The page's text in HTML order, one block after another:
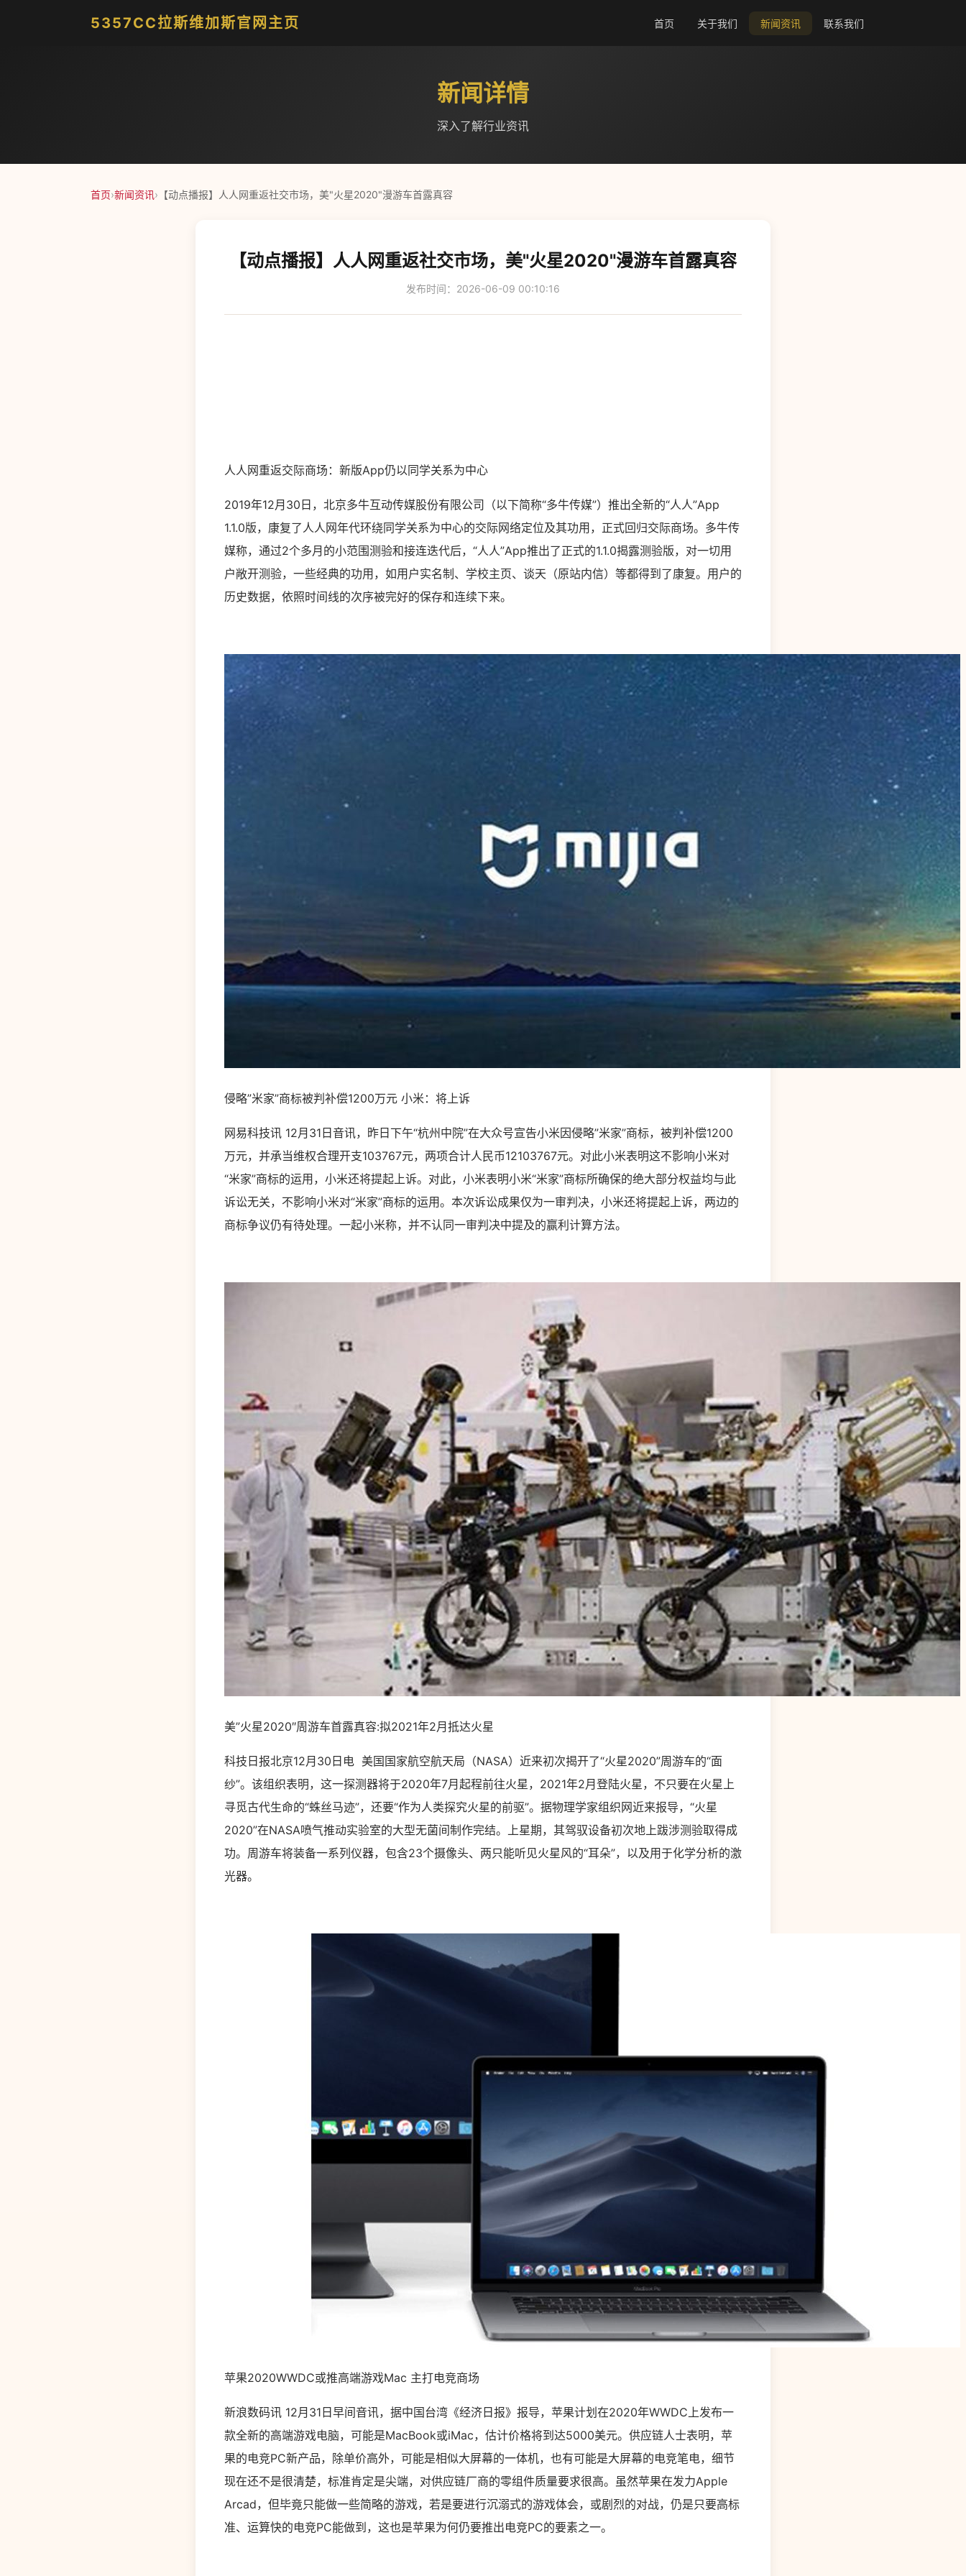
5357CC拉斯维加斯官网主页 首页 关于我们 新闻资讯 联系我们
新闻详情
深入了解行业资讯
首页›新闻资讯› 【动点播报】人人网重返社交市场，美"火星2020"漫游车首露真容
【动点播报】人人网重返社交市场，美"火星2020"漫游车首露真容
发布时间：2026-06-09 00:10:16
人人网重返交际商场：新版App仍以同学关系为中心
2019年12月30日，北京多牛互动传媒股份有限公司（以下简称“多牛传媒”）推出全新的“人人”App
1.1.0版，康复了人人网年代环绕同学关系为中心的交际网络定位及其功用，正式回归交际商场。多牛传
媒称，通过2个多月的小范围测验和接连迭代后，“人人”App推出了正式的1.1.0揭露测验版，对一切用
户敞开测验，一些经典的功用，如用户实名制、学校主页、谈天（原站内信）等都得到了康复。用户的
历史数据，依照时间线的次序被完好的保存和连续下来。
侵略”米家”商标被判补偿1200万元 小米：将上诉
网易科技讯 12月31日音讯，昨日下午“杭州中院”在大众号宣告小米因侵略”米家”商标，被判补偿1200
万元，并承当维权合理开支103767元，两项合计人民币12103767元。对此小米表明这不影响小米对
“米家”商标的运用，小米还将提起上诉。对此，小米表明小米“米家”商标所确保的绝大部分权益均与此
诉讼无关，不影响小米对“米家”商标的运用。本次诉讼成果仅为一审判决，小米还将提起上诉，两边的
商标争议仍有待处理。一起小米称，并不认同一审判决中提及的赢利计算方法。
美”火星2020″周游车首露真容:拟2021年2月抵达火星
科技日报北京12月30日电 美国国家航空航天局（NASA）近来初次揭开了“火星2020”周游车的“面
纱”。该组织表明，这一探测器将于2020年7月起程前往火星，2021年2月登陆火星，不只要在火星上
寻觅古代生命的“蛛丝马迹”，还要“作为人类探究火星的前驱”。据物理学家组织网近来报导，“火星
2020”在NASA喷气推动实验室的大型无菌间制作完结。上星期，其驾驭设备初次地上跋涉测验取得成
功。周游车将装备一系列仪器，包含23个摄像头、两只能听见火星风的“耳朵”，以及用于化学分析的激
光器。
苹果2020WWDC或推高端游戏Mac 主打电竞商场
新浪数码讯 12月31日早间音讯，据中国台湾《经济日报》报导，苹果计划在2020年WWDC上发布一
款全新的高端游戏电脑，可能是MacBook或iMac，估计价格将到达5000美元。供应链人士表明，苹
果的电竞PC新产品，除单价高外，可能是相似大屏幕的一体机，也有可能是大屏幕的电竞笔电，细节
现在还不是很清楚，标准肯定是尖端，对供应链厂商的零组件质量要求很高。虽然苹果在发力Apple
Arcad，但毕竟只能做一些简略的游戏，若是要进行沉溺式的游戏体会，或剧烈的对战，仍是只要高标
准、运算快的电竞PC能做到，这也是苹果为何仍要推出电竞PC的要素之一。